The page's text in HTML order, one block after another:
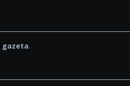
gazeta.